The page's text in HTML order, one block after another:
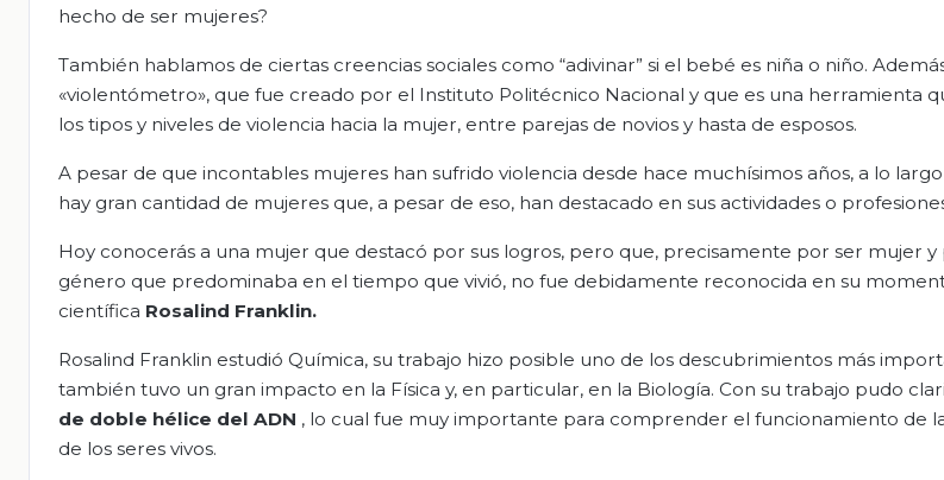
hecho de ser mujeres?
También hablamos de ciertas creencias sociales como “adivinar” si el bebé es niña o niño.
«violentómetro», que fue creado por el Instituto Politécnico Nacional y que es una herramienta
los tipos y niveles de violencia hacia la mujer, entre parejas de novios y hasta de esposos.
A pesar de que incontables mujeres han sufrido violencia desde hace muchísimos años, a lo
hay gran cantidad de mujeres que, a pesar de eso, han destacado en sus actividades o
Hoy conocerás a una mujer que destacó por sus logros, pero que, precisamente por ser mujer
género que predominaba en el tiempo que vivió, no fue debidamente reconocida en su
científica Rosalind Franklin.
Rosalind Franklin estudió Química, su trabajo hizo posible uno de los descubrimientos más
también tuvo un gran impacto en la Física y, en particular, en la Biología. Con su trabajo pudo
de doble hélice del ADN , lo cual fue muy importante para comprender el funcionamiento de
de los seres vivos.